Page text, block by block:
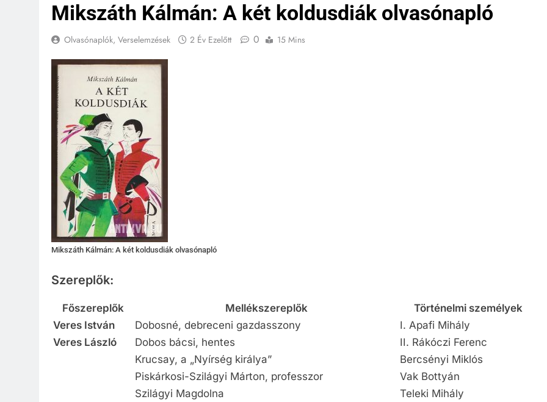
Mikszáth Kálmán: A két koldusdiák olvasónapló
Olvasónaplók, Verselemzések 2 Év Ezelőtt 0 15 Mins
Mikszáth Kálmán: A két koldusdiák olvasónapló
Szereplők:
Főszereplők Mellékszereplők
Történelmi személyek
Veres István
Dobosné, debreceni gazdasszony
I. Apafi Mihály
Veres László
Dobos bácsi, hentes
II. Rákóczi Ferenc
Krucsay, a „Nyírség királya”
Bercsényi Miklós
Piskárkosi-Szilágyi Márton, professzor
Vak Bottyán
Szilágyi Magdolna
Teleki Mihály